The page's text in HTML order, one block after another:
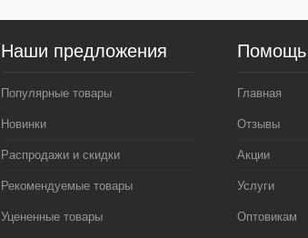
Наши предложения
Популярные товары
Новинки
Распродажи и скидки
Рекомендуемые товары
Уцененные товары
Помощь
Главная
Отзывы
Акции
Услуги
Оптовикам